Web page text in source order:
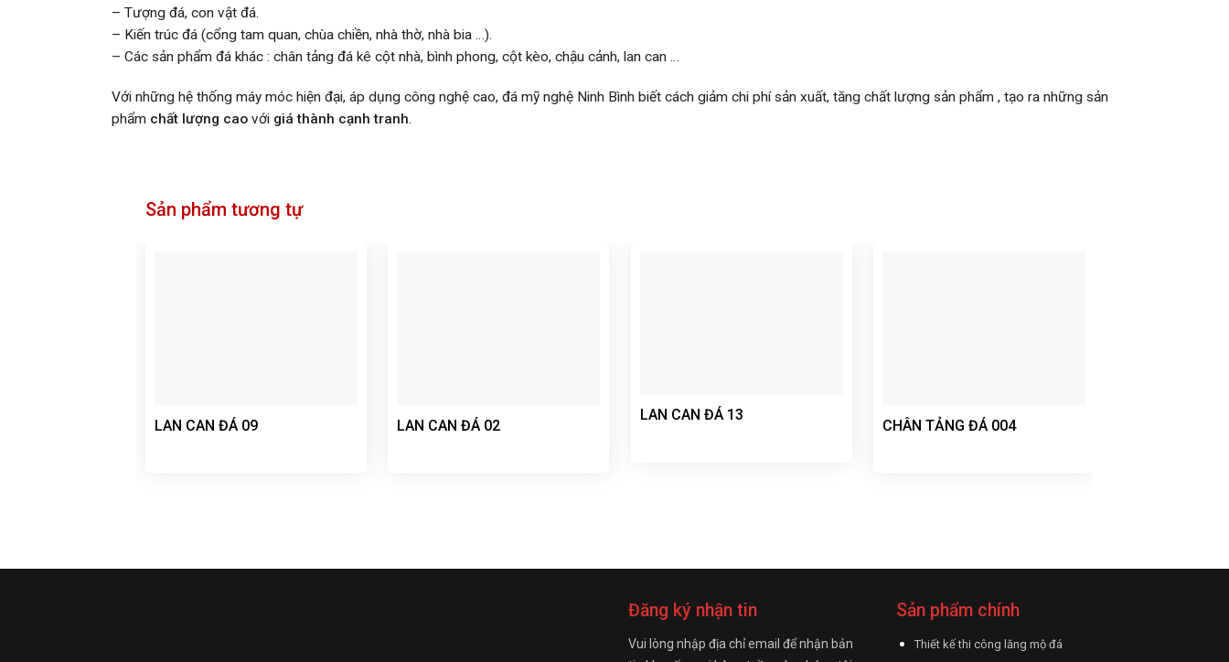
– Tượng đá, con vật đá.
– Kiến trúc đá (cổng tam quan, chùa chiền, nhà thờ, nhà bia …).
– Các sản phẩm đá khác : chân tảng đá kê cột nhà, bình phong, cột kèo, chậu cảnh, lan can …
Với những hệ thống máy móc hiện đại, áp dụng công nghệ cao, đá mỹ nghệ Ninh Bình biết cách giảm chi phí sản xuất, tăng chất lượng sản phẩm , tạo ra những sản
phẩm chất lượng cao với giá thành cạnh tranh.
Sản phẩm tương tự
LAN CAN ĐÁ 09 LAN CAN ĐÁ 02
LAN CAN ĐÁ 13
CHÂN TẢNG ĐÁ 004
Đăng ký nhận tin
Vui lòng nhập địa chỉ email để nhận bản
Sản phẩm chính
Thiết kế thi công lăng mộ đá